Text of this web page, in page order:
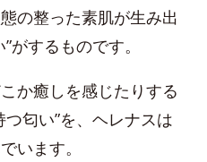
の整った素肌が生み出
がするものです。
か癒しを感じたりする
匂い”を、ヘレナスは
います。